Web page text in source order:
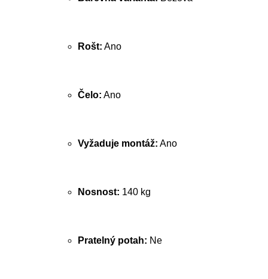
Rošt: Ano
Čelo: Ano
Vyžaduje montáž: Ano
Nosnost: 140 kg
Pratelný potah: Ne